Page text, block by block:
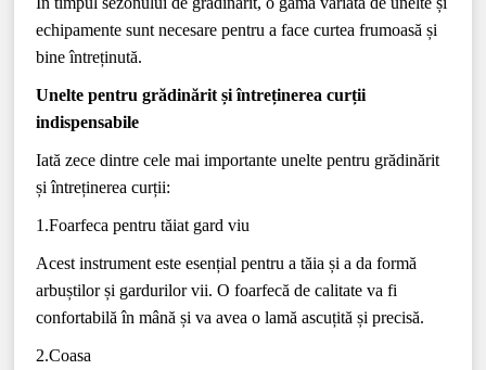
echipamente sunt necesare pentru a face curtea frumoasă și
bine întreținută.
Unelte pentru grădinărit și întreținerea curții
indispensabile
Iată zece dintre cele mai importante unelte pentru grădinărit
și întreținerea curții:
1.Foarfeca pentru tăiat gard viu
Acest instrument este esențial pentru a tăia și a da formă
arbuștilor și gardurilor vii. O foarfecă de calitate va fi
confortabilă în mână și va avea o lamă ascuțită și precisă.
2.Coasa